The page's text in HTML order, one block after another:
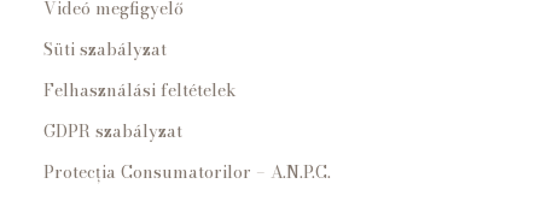
Videó megfigyelő
Süti szabályzat
Felhasználási feltételek
GDPR szabályzat
Protecția Consumatorilor – A.N.P.C.